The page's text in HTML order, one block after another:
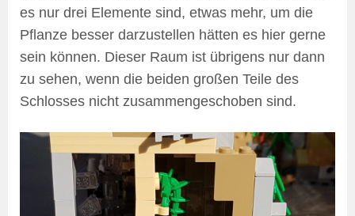
es nur drei Elemente sind, etwas mehr, um die
Pflanze besser darzustellen hätten es hier gerne
sein können. Dieser Raum ist übrigens nur dann
zu sehen, wenn die beiden großen Teile des
Schlosses nicht zusammengeschoben sind.